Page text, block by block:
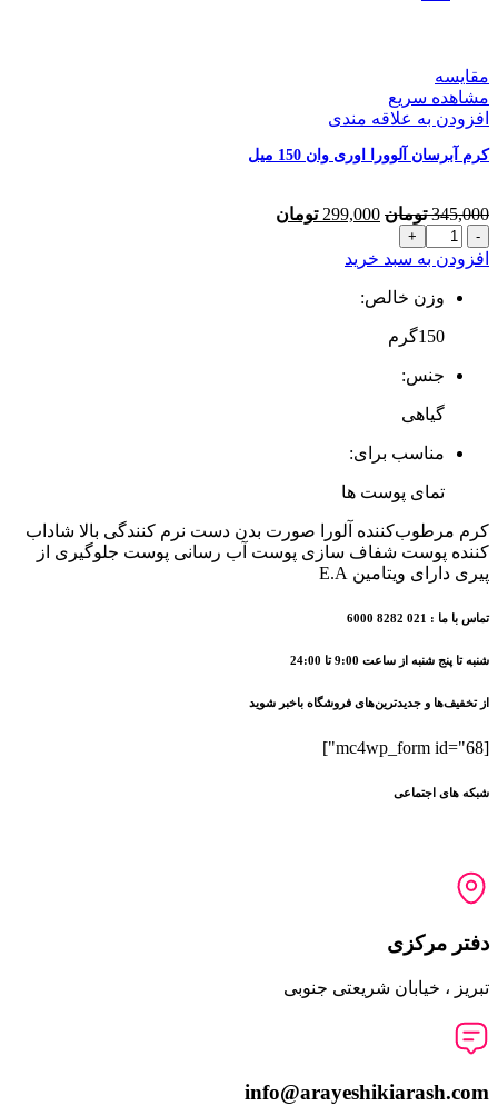
مقایسه
مشاهده سریع
افزودن به علاقه مندی
کرم آبرسان آلوورا اوری وان 150 میل
345,000 تومان قیمت
299,000 تومان
کرم
آبرسان
اوری
150
عدد
افزودن به سبد خرید
وزن خالص:
150گرم
جنس:
گیاهی
مناسب برای:
تمای پوست ها
کرم مرطوب‌کننده آلورا صورت بدن دست نرم کنندگی بالا شاداب
کننده پوست شفاف سازی پوست آب رسانی پوست جلوگیری از
پیری دارای ویتامین E.A
تماس با ما : 021 8282 6000
شنبه تا پنج شنبه از ساعت 9:00 تا 24:00
از تخفیف‌ها و جدیدترین‌های فروشگاه باخبر شوید
[mc4wp_form id="68"]
شبکه های اجتماعی
دفتر مرکزی
تبریز ، خیابان شریعتی جنوبی
info@arayeshikiarash.com